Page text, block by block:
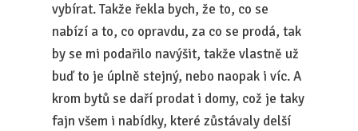
vybírat. Takže řekla bych, že to, co se
nabízí a to, co opravdu, za co se prodá, tak
by se mi podařilo navýšit, takže vlastně už
buď to je úplně stejný, nebo naopak i víc. A
krom bytů se daří prodat i domy, což je taky
fajn všem i nabídky, které zůstávaly delší